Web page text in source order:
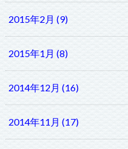
2015年2月 (9)
2015年1月 (8)
2014年12月 (16)
2014年11月 (17)